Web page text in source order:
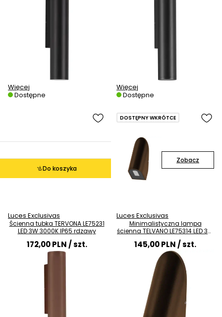
Więcej
Dostępne
Więcej
Dostępne
Do koszyka
Luces Exclusivas
Ścienna tubka TERVONA LE75231
LED 3W 3000K IP65 rdzawy
172,00 PLN/ szt.
Zobacz
DOSTĘPNY WKRÓTCE
Luces Exclusivas
Minimalistyczna lampa
ścienna TELVANO LE75314 LED 3W
3000K IP65 rdzawy
145,00 PLN/ szt.